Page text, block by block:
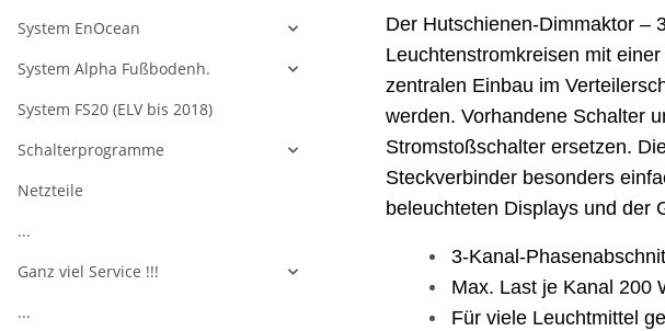
Der Hutschienen-Dimmaktor –
Leuchtenstromkreisen mit
zentralen Einbau im
werden. Vorhandene Schalter
Stromstoßschalter ersetzen.
Steckverbinder besonders
beleuchteten Displays und der
3-Kanal-
Max. Last je Kanal 200
Für viele Leuchtmittel
System EnOcean
System Alpha Fußbodenh.
System FS20 (ELV bis 2018)
Schalterprogramme
Netzteile
...
Ganz viel Service !!!
...